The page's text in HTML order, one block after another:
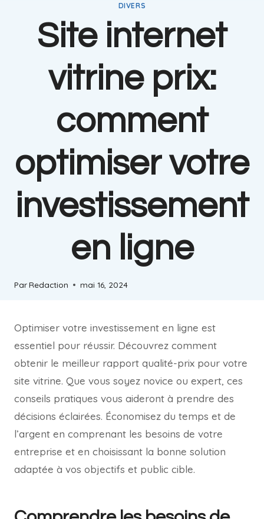
DIVERS
Site internet
vitrine prix:
comment
optimiser votre
investissement
en ligne
ParRedaction mai 16, 2024
Optimiser votre investissement en ligne est
essentiel pour réussir. Découvrez comment
obtenir le meilleur rapport qualité-prix pour votre
site vitrine. Que vous soyez novice ou expert, ces
conseils pratiques vous aideront à prendre des
décisions éclairées. Économisez du temps et de
l’argent en comprenant les besoins de votre
entreprise et en choisissant la bonne solution
adaptée à vos objectifs et public cible.